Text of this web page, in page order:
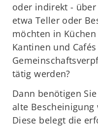
oder indirekt -
etwa Teller oder
möchten in
Kantinen und
tätig werden?
Dann benötigen
alte
Diese belegt die